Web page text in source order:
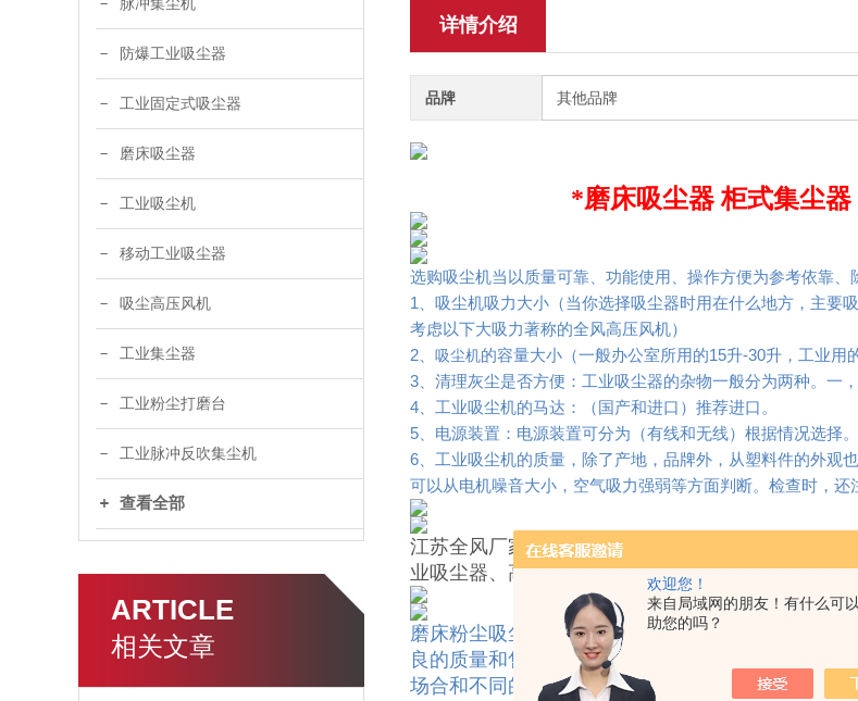
欢迎您！
来自局域网的朋友！有什么可
助您的吗？
脉冲集尘机
防爆工业吸尘器
工业固定式吸尘器
磨床吸尘器
工业吸尘机
移动工业吸尘器
吸尘高压风机
工业集尘器
工业粉尘打磨台
工业脉冲反吹集尘机
查看全部
ARTICLE
相关文章
详情介绍
品牌 其他品牌
*磨床吸尘器 柜式集尘
选购吸尘机当以质量可靠、功能使用、操作方便为参考依靠
1、吸尘机吸力大小（当你选择吸尘器时用在什么地方，主要
考虑以下大吸力著称的全风高压风机）
2、 吸尘机的容量大小（一般办公室所用的15升-30升，工业用
3、清理灰尘是否方便：工业吸尘器的杂物一般分为两种。一，
4、工业吸尘机的马达：（国产和进口）推荐进口。
5、电源装置：电源装置可分为（有线和无线）根据情况选择。
6、工业吸尘机的质量，除了产地，品牌外，从塑料件的外观
可以从电机噪音大小，空气吸力强弱等方面判断。检查时，还
江苏全风厂家吸尘器分为以下种类：移动式吸尘器
业吸尘器、高压吸尘器、布袋吸尘器、直流吸尘器
磨床粉尘吸尘器原理:使用的是我们自己生产的中
良的质量和售后服务，具有*劲的吸力，工业磨床
场合和不同的工厂区域，在吸铁粉、铁屑、沙粒、